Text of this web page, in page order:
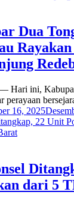
Dua
Hari ini,
perayaan
16, 2025
dari 5